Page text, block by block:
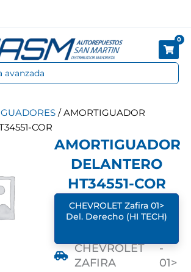
0
Cart
/ AMORTIGUADOR
COR
AMORTIGUADOR
DELANTERO
HT34551-COR
CHEVROLET Zafira 01>
Del. Derecho (HI TECH)
CHEVROLET
ZAFIRA
-
01>